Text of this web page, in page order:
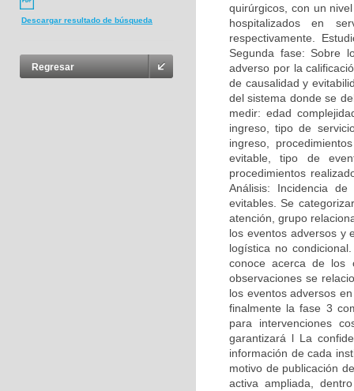
Descargar resultado de búsqueda
Regresar
quirúrgicos, con un
hospitalizados en
respectivamente.
Segunda fase: Sobre
adverso por la
de causalidad y
del sistema donde se
medir: edad
ingreso, tipo de
ingreso,
evitable, tipo de
procedimientos
Análisis: Incidencia
evitables. Se
atención, grupo
los eventos adversos y
logística no
conoce acerca de los
observaciones se
los eventos adversos
finalmente la fase 3
para intervenciones
garantizará l La
información de cada
motivo de publicación
activa ampliada,